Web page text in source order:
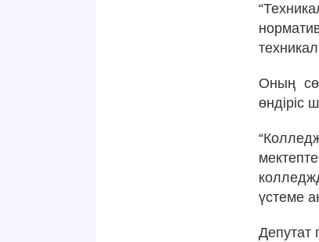
Оның
өндіріс
үстеме
Депутат